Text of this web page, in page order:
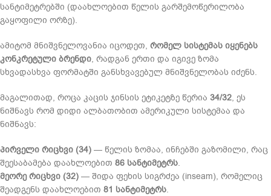
სანტიმეტრებში (დაახლოებით წელის გარშემოწერილობა
გაყოფილი ორზე).
ამიტომ მნიშვნელოვანია იცოდეთ, რომელ სისტემას იყენებს
კონკრეტული ბრენდი, რადგან ერთი და იგივე ზომა
სხვადასხვა ფორმატში განსხვავებულ მნიშვნელობას იძენს.
მაგალითად, როცა კაცის ჯინსის ეტიკეტზე წერია 34/32, ეს
ნიშნავს რომ დიდი ალბათობით ამერიკული სისტემაა და
ნიშნავს:
პირველი რიცხვი (34) — წელის ზომაა, ინჩებში გაზომილი, რაც
შეესაბამება დაახლოებით 86 სანტიმეტრს.
მეორე რიცხვი (32) — შიდა ფეხის სიგრძეა (inseam), რომელიც
შეადგენს დაახლოებით 81 სანტიმეტრს.